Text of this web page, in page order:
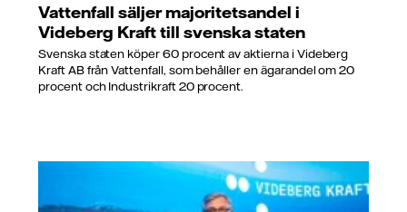
Vattenfall säljer majoritetsandel i
Videberg Kraft till svenska staten
Svenska staten köper 60 procent av aktierna i Videberg
Kraft AB från Vattenfall, som behåller en ägarandel om 20
procent och Industrikraft 20 procent.